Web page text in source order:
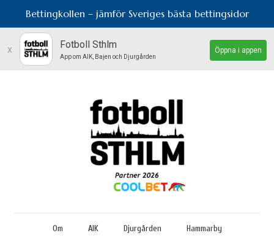
Bettingkollen – jämför Sveriges bästa bettingsidor
x Fotboll Sthlm
App om AIK, Bajen och Djurgården
Öppna i appen
Om AIK Djurgården Hammarby